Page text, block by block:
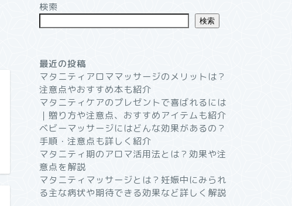
検索
検索
最近の投稿
マタニティアロママッサージのメリットは？
注意点やおすすめ本も紹介
マタニティケアのプレゼントで喜ばれるには
｜贈り方や注意点、おすすめアイテムも紹介
ベビーマッサージにはどんな効果があるの？
手順・注意点も詳しく紹介
マタニティ期のアロマ活用法とは？効果や注
意点を解説
マタニティマッサージとは？妊娠中にみられ
る主な病状や期待できる効果など詳しく解説